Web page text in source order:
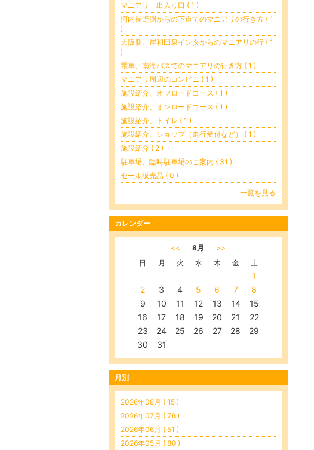
マニアリ 出入り口 ( 1 )
河内長野側からの下道でのマニアリの行き方 ( 1
)
大阪側、岸和田泉インタからのマニアリの行 ( 1
)
電車、南海バスでのマニアリの行き方 ( 1 )
マニアリ周辺のコンビニ ( 1 )
施設紹介、オフロードコース ( 1 )
施設紹介、オンロードコース ( 1 )
施設紹介、トイレ ( 1 )
施設紹介、ショップ（走行受付など） ( 1 )
施設紹介 ( 2 )
駐車場、臨時駐車場のご案内 ( 31 )
セール販売品 ( 0 )
一覧を見る
カレンダー
<< 8月
>>
日
月 火 水 木 金 土
1
2
3 4 5 6 7
8
9
10 11 12 13 14
15
16
17 18 19 20 21
22
23
24 25 26 27 28
29
30
31
月別
2026年08月 ( 15 )
2026年07月 ( 76 )
2026年06月 ( 51 )
2026年05月 ( 80 )